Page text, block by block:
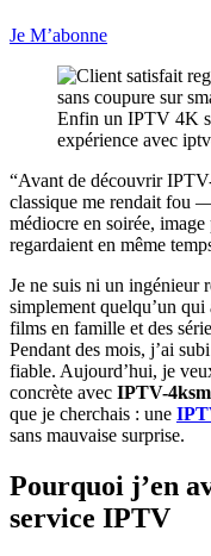
Je M’abonne
Enfin un IPTV 4K
expérience avec
“Avant de découvrir
classique me rendait fou
médiocre en soirée,
regardaient en même
Je ne suis ni un ingénieur
simplement quelqu’un qui
films en famille et des
Pendant des mois, j’ai
fiable. Aujourd’hui, je
concrète avec IPTV-
que je cherchais : une
sans mauvaise surprise.
Pourquoi j’en
service IPTV